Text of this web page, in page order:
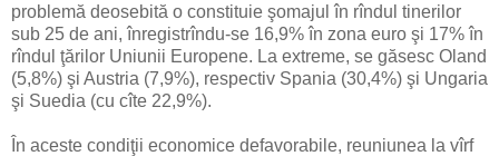
problemă deosebită o constituie şomajul în rîndul tinerilor
sub 25 de ani, înregistrîndu-se 16,9% în zona euro şi 17% în
rîndul ţărilor Uniunii Europene. La extreme, se găsesc Oland
(5,8%) şi Austria (7,9%), respectiv Spania (30,4%) şi Ungaria
şi Suedia (cu cîte 22,9%).
În aceste condiţii economice defavorabile, reuniunea la vîrf